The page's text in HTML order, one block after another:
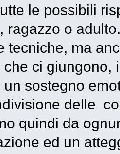
le possibili
ragazzo o
tecniche, ma
che ci giungono,
un sostegno
delle
quindi da
ed un